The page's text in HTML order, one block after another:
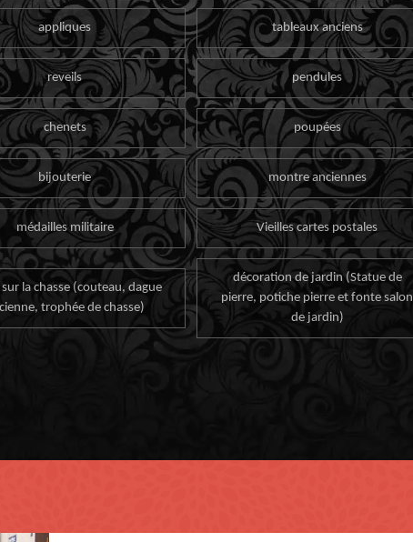
appliques tableaux anciens
reveils pendules
chenets poupées
bijouterie montre anciennes
médailles militaire Vieilles cartes postales
la chasse (couteau, dague
trophée de chasse)
décoration de jardin (Statue de
pierre, potiche pierre et fonte salon
de jardin)